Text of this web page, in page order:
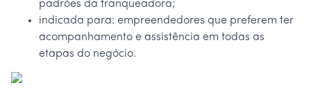
padrões da franqueadora;
indicada para: empreendedores que preferem ter
acompanhamento e assistência em todas as
etapas do negócio.